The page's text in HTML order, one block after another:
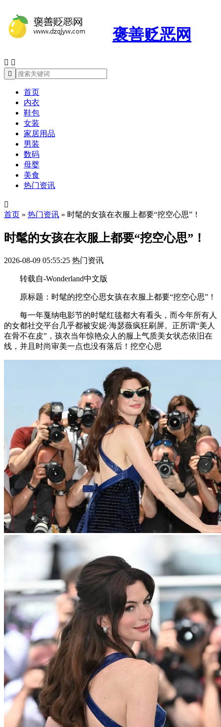
褒善贬恶网
 

首页
内衣
鞋包
女装
家居用品
男装
数码
母婴
美食
热门资讯

首页 » 热门资讯 » 时髦的女孩在衣服上都要“挖空心思”！
时髦的女孩在衣服上都要“挖空心思”！
2026-08-09 05:55:25 热门资讯
转载自-Wonderland中文版
原标题：时髦的挖空心思女孩在衣服上都要“挖空心思”！
每一年戛纳电影节的时髦红毯都大有看头，而今年所有人
的女都社交平台几乎都被安妮·海瑟薇疯狂刷屏。正所谓“美人
在骨不在皮”，孩衣当年惊艳众人的服上气质美女状态依旧在
线，并且时尚审美一点也没有落后！挖空心思